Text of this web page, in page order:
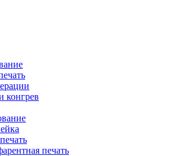
конгрев
печать